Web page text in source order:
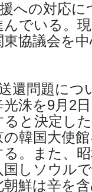
への対応
んでいる。
東協議会を
還問題につ
洙を9月2
ると決定し
の韓国大使
る。また、
国しソウル
朝鮮は辛を